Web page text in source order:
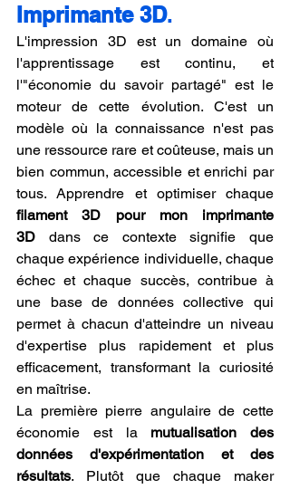
Imprimante 3D.
L'impression 3D est un domaine où
l'apprentissage est continu, et
l'"économie du savoir partagé" est le
moteur de cette évolution. C'est un
modèle où la connaissance n'est pas
une ressource rare et coûteuse, mais un
bien commun, accessible et enrichi par
filament 3D pour mon imprimante
3D dans ce contexte signifie que
chaque expérience individuelle, chaque
échec et chaque succès, contribue à
une base de données collective qui
permet à chacun d'atteindre un niveau
d'expertise plus rapidement et plus
efficacement, transformant la curiosité
en maîtrise.
La première pierre angulaire de cette
économie est la mutualisation des
données d'expérimentation et des
résultats. Plutôt que chaque maker